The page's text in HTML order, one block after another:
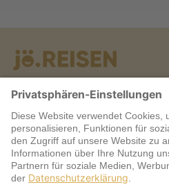
Warum jö?
Service